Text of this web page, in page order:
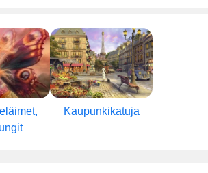
Kaupunkikatuja